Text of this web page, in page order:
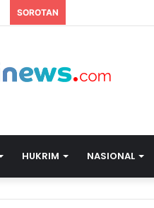
SOROTAN
HUKRIM NASIONAL